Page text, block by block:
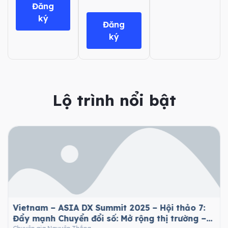
Đăng
ký
Đăng
ký
Lộ trình nổi bật
Vietnam – ASIA DX Summit 2025 – Hội thảo 7:
Đẩy mạnh Chuyển đổi số: Mở rộng thị trường –